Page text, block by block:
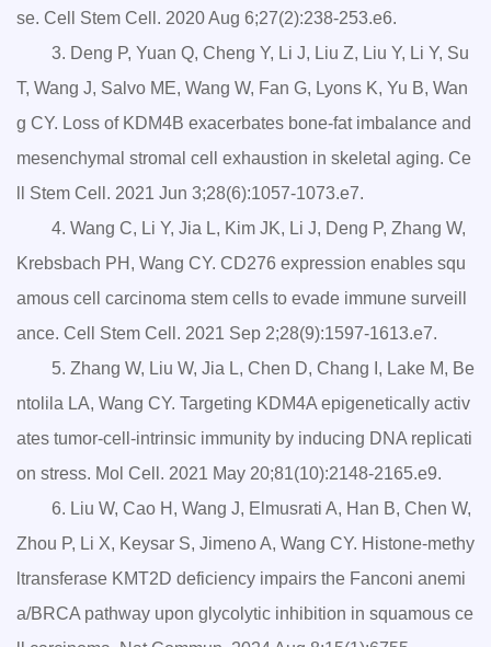
se. Cell Stem Cell. 2020 Aug 6;27(2):238-253.e6.
3. Deng P, Yuan Q, Cheng Y, Li J, Liu Z, Liu Y, Li Y, Su
T, Wang J, Salvo ME, Wang W, Fan G, Lyons K, Yu B, Wan
g CY. Loss of KDM4B exacerbates bone-fat imbalance and
mesenchymal stromal cell exhaustion in skeletal aging. Ce
ll Stem Cell. 2021 Jun 3;28(6):1057-1073.e7.
4. Wang C, Li Y, Jia L, Kim JK, Li J, Deng P, Zhang W,
Krebsbach PH, Wang CY. CD276 expression enables squ
amous cell carcinoma stem cells to evade immune surveill
ance. Cell Stem Cell. 2021 Sep 2;28(9):1597-1613.e7.
5. Zhang W, Liu W, Jia L, Chen D, Chang I, Lake M, Be
ntolila LA, Wang CY. Targeting KDM4A epigenetically activ
ates tumor-cell-intrinsic immunity by inducing DNA replicati
on stress. Mol Cell. 2021 May 20;81(10):2148-2165.e9.
6. Liu W, Cao H, Wang J, Elmusrati A, Han B, Chen W,
Zhou P, Li X, Keysar S, Jimeno A, Wang CY. Histone-methy
ltransferase KMT2D deficiency impairs the Fanconi anemi
a/BRCA pathway upon glycolytic inhibition in squamous ce